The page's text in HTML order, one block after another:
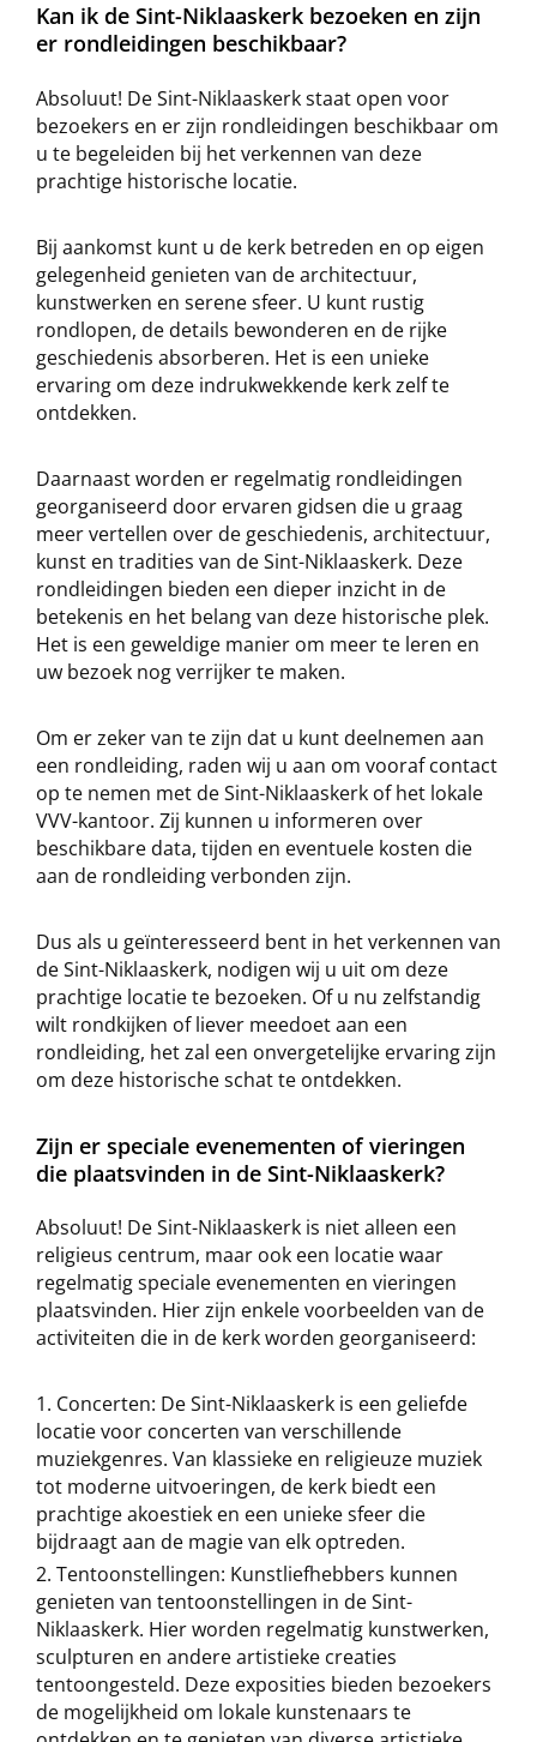
Kan ik de Sint-Niklaaskerk bezoeken en zijn
er rondleidingen beschikbaar?
Absoluut! De Sint-Niklaaskerk staat open voor
bezoekers en er zijn rondleidingen beschikbaar om
u te begeleiden bij het verkennen van deze
prachtige historische locatie.
Bij aankomst kunt u de kerk betreden en op eigen
gelegenheid genieten van de architectuur,
kunstwerken en serene sfeer. U kunt rustig
rondlopen, de details bewonderen en de rijke
geschiedenis absorberen. Het is een unieke
ervaring om deze indrukwekkende kerk zelf te
ontdekken.
Daarnaast worden er regelmatig rondleidingen
georganiseerd door ervaren gidsen die u graag
meer vertellen over de geschiedenis, architectuur,
kunst en tradities van de Sint-Niklaaskerk. Deze
rondleidingen bieden een dieper inzicht in de
betekenis en het belang van deze historische plek.
Het is een geweldige manier om meer te leren en
uw bezoek nog verrijker te maken.
Om er zeker van te zijn dat u kunt deelnemen aan
een rondleiding, raden wij u aan om vooraf contact
op te nemen met de Sint-Niklaaskerk of het lokale
VVV-kantoor. Zij kunnen u informeren over
beschikbare data, tijden en eventuele kosten die
aan de rondleiding verbonden zijn.
Dus als u geïnteresseerd bent in het verkennen van
de Sint-Niklaaskerk, nodigen wij u uit om deze
prachtige locatie te bezoeken. Of u nu zelfstandig
wilt rondkijken of liever meedoet aan een
rondleiding, het zal een onvergetelijke ervaring zijn
om deze historische schat te ontdekken.
Zijn er speciale evenementen of vieringen
die plaatsvinden in de Sint-Niklaaskerk?
Absoluut! De Sint-Niklaaskerk is niet alleen een
religieus centrum, maar ook een locatie waar
regelmatig speciale evenementen en vieringen
plaatsvinden. Hier zijn enkele voorbeelden van de
activiteiten die in de kerk worden georganiseerd:
Concerten: De Sint-Niklaaskerk is een geliefde
locatie voor concerten van verschillende
muziekgenres. Van klassieke en religieuze muziek
tot moderne uitvoeringen, de kerk biedt een
prachtige akoestiek en een unieke sfeer die
bijdraagt aan de magie van elk optreden.
Tentoonstellingen: Kunstliefhebbers kunnen
genieten van tentoonstellingen in de Sint-
Niklaaskerk. Hier worden regelmatig kunstwerken,
sculpturen en andere artistieke creaties
tentoongesteld. Deze exposities bieden bezoekers
de mogelijkheid om lokale kunstenaars te